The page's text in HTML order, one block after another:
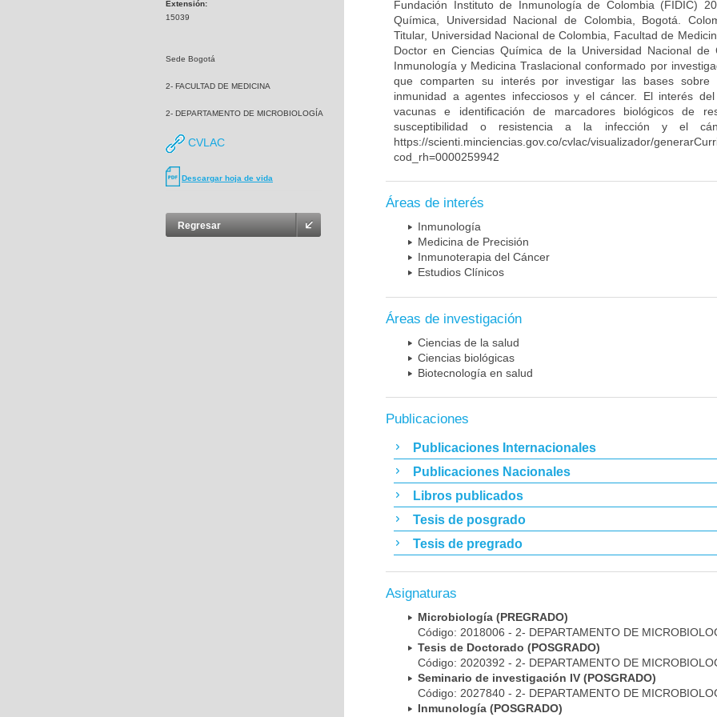
Extensión:
15039
Sede Bogotá
2- FACULTAD DE MEDICINA
2- DEPARTAMENTO DE MICROBIOLOGÍA
CVLAC
Descargar hoja de vida
Regresar
Fundación Instituto de Inmunología de Colombia (FIDIC)
Química, Universidad Nacional de Colombia, Bogotá.
Titular, Universidad Nacional de Colombia, Facultad de
Doctor en Ciencias Química de la Universidad Nacional
Inmunología y Medicina Traslacional conformado por
que comparten su interés por investigar las bases sobre
inmunidad a agentes infecciosos y el cáncer. El interés
vacunas e identificación de marcadores biológicos de
susceptibilidad o resistencia a la infección y el
https://scienti.minciencias.gov.co/cvlac/visualizador/
cod_rh=0000259942
Áreas de interés
Inmunología
Medicina de Precisión
Inmunoterapia del Cáncer
Estudios Clínicos
Áreas de investigación
Ciencias de la salud
Ciencias biológicas
Biotecnología en salud
Publicaciones
Publicaciones Internacionales
Publicaciones Nacionales
Libros publicados
Tesis de posgrado
Tesis de pregrado
Asignaturas
Microbiología (PREGRADO)
Código: 2018006 - 2- DEPARTAMENTO DE
Tesis de Doctorado (POSGRADO)
Código: 2020392 - 2- DEPARTAMENTO DE
Seminario de investigación IV (POSGRADO)
Código: 2027840 - 2- DEPARTAMENTO DE
Inmunología (POSGRADO)